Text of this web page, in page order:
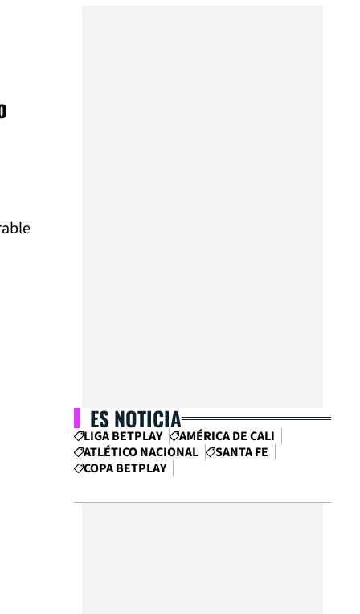
ES NOTICIA
LIGA BETPLAY
AMÉRICA DE CALI
ATLÉTICO NACIONAL
SANTA FE
COPA BETPLAY